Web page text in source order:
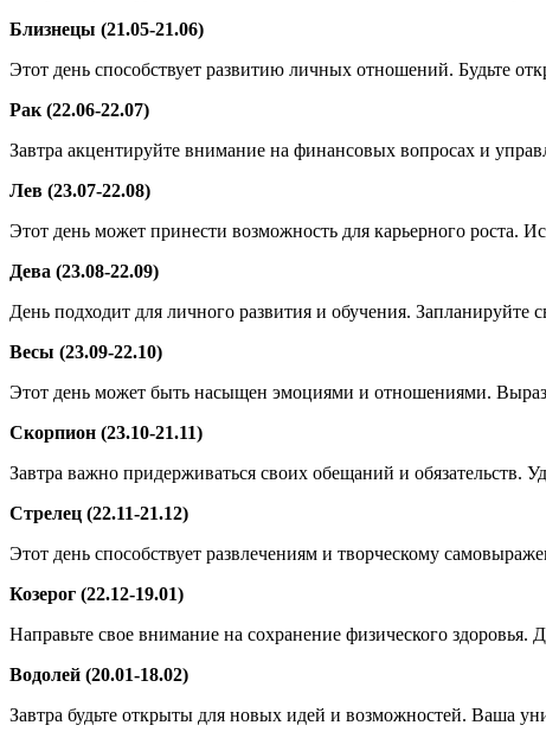
Близнецы (21.05-21.06)
Этот день способствует развитию личных отношений. Будьте
Рак (22.06-22.07)
Завтра акцентируйте внимание на финансовых вопросах и
Лев (23.07-22.08)
Этот день может принести возможность для карьерного роста.
Дева (23.08-22.09)
День подходит для личного развития и обучения.
Весы (23.09-22.10)
Этот день может быть насыщен эмоциями и отношениями.
Скорпион (23.10-21.11)
Завтра важно придерживаться своих обещаний и обязательств.
Стрелец (22.11-21.12)
Этот день способствует развлечениям и творческому
Козерог (22.12-19.01)
Направьте свое внимание на сохранение физического
Водолей (20.01-18.02)
Завтра будьте открыты для новых идей и возможностей. Ваша